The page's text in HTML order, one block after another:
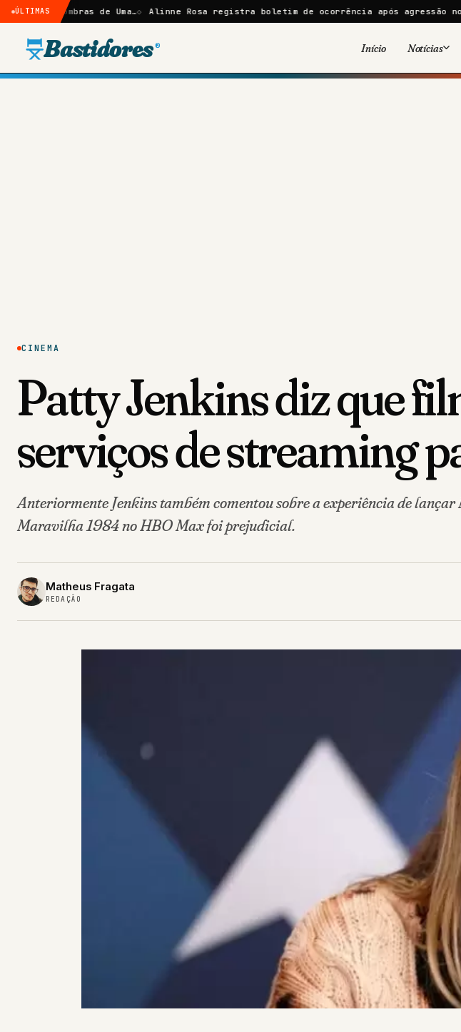
ÚLTIMASde Uma… Alinne Rosa registra boletim de ocorrência após agressão no Fortal
Bastidores ® Início Notícias
Viral Cinema
CINEMA
Patty Jenkins diz que
serviços de streaming
Anteriormente Jenkins também comentou sobre a experiência de
Maravilha 1984 no HBO Max foi prejudicial.
Matheus Fragata
REDAÇÃO